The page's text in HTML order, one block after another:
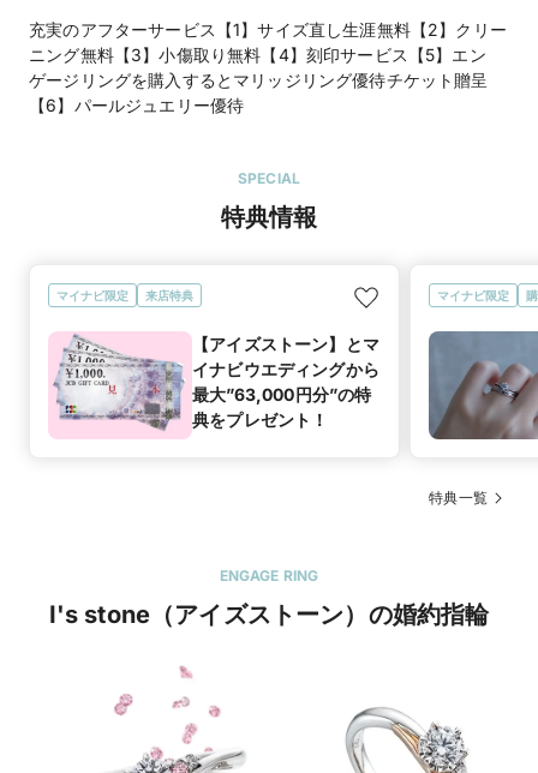
充実のアフターサービス【1】サイズ直し生涯無料【2】クリー
ニング無料【3】小傷取り無料【4】刻印サービス【5】エン
ゲージリングを購入するとマリッジリング優待チケット贈呈
【6】パールジュエリー優待
SPECIAL
特典情報
マイナビ限定 来店特典
【アイズストーン】とマ
イナビウエディングから
最大”63,000円分”の特
典をプレゼント！
マイナビ限定
特典一覧
ENGAGE RING
I's stone（アイズストーン）の婚約指輪